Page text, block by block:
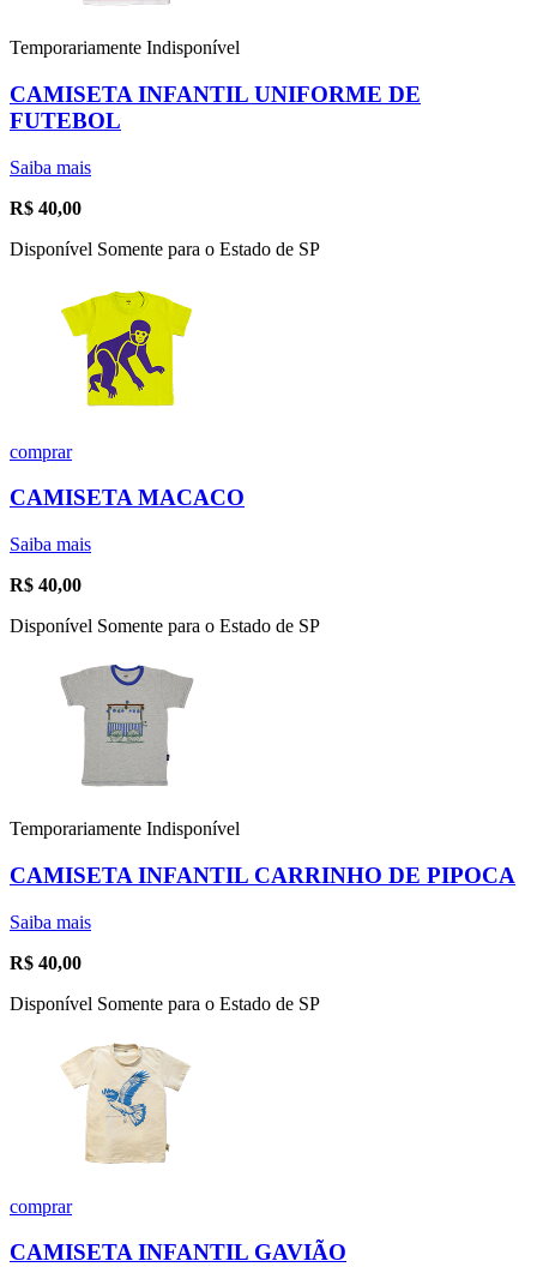
Temporariamente Indisponível
CAMISETA INFANTIL UNIFORME DE
FUTEBOL
Saiba mais
R$ 40,00
Disponível Somente para o Estado de SP
comprar
CAMISETA MACACO
Saiba mais
R$ 40,00
Disponível Somente para o Estado de SP
Temporariamente Indisponível
CAMISETA INFANTIL CARRINHO DE PIPOCA
Saiba mais
R$ 40,00
Disponível Somente para o Estado de SP
comprar
CAMISETA INFANTIL GAVIÃO